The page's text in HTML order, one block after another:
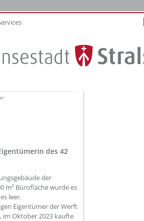
des 42
der
m² Bürofläche wurde es
leer.
Eigentümer der Werft
im Oktober 2023 kaufte